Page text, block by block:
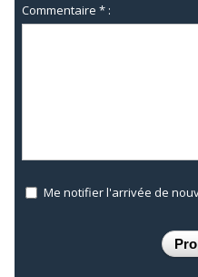
Commentaire * :
Me notifier l'arrivée de